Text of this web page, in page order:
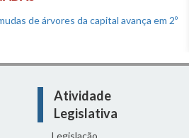
de árvores da capital avança em 2º
Atividade
Legislativa
Legislação